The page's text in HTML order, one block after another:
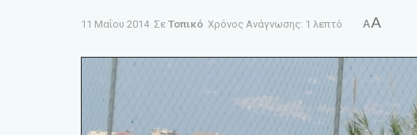
11 Μαΐου 2014 Σε Τοπικό Χρόνος Ανάγνωσης: 1 λεπτό AA